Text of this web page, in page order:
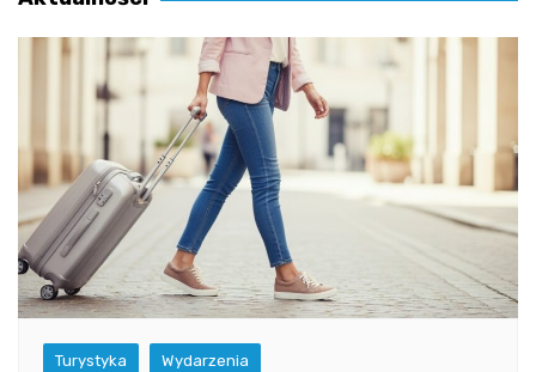
Turystyka Wydarzenia